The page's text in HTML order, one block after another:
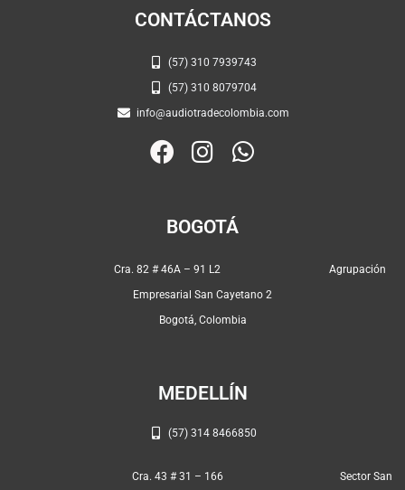
CONTÁCTANOS
(57) 310 7939743
(57) 310 8079704
info@audiotradecolombia.com
F
e
o
o
k
I
t
g
r
a
W
p
p
BOGOTÁ
Cra. 82 # 46A – 91 L2 Agrupación
Empresarial San Cayetano 2
Bogotá, Colombia
MEDELLÍN
(57) 314 8466850
Cra. 43 # 31 – 166 Sector San